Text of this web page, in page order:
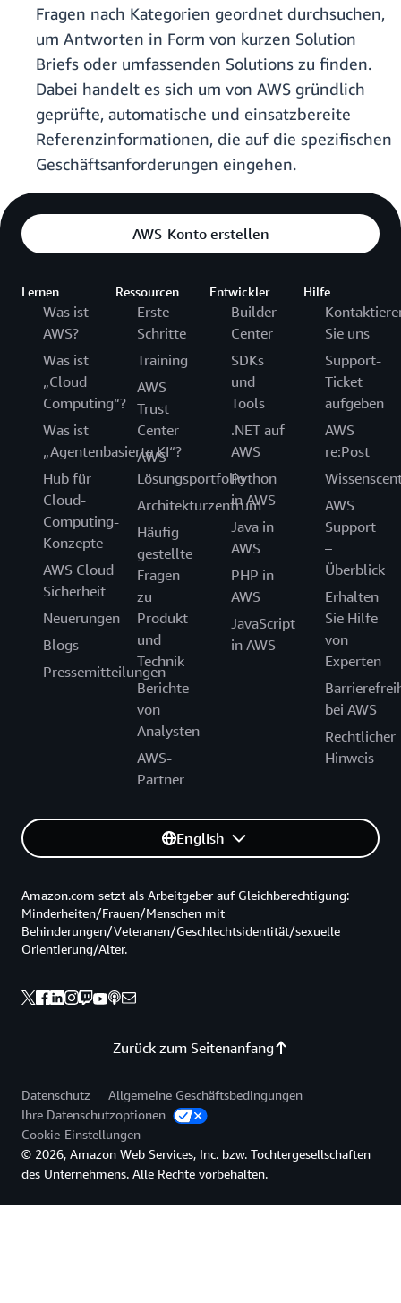
Fragen nach Kategorien geordnet durchsuchen,
um Antworten in Form von kurzen Solution
Briefs oder umfassenden Solutions zu finden.
Dabei handelt es sich um von AWS gründlich
geprüfte, automatische und einsatzbereite
Referenzinformationen, die auf die spezifischen
Geschäftsanforderungen eingehen.
AWS-Konto erstellen
Lernen
Was ist
AWS?
Was ist
„Cloud
Computing“?
Was ist
„Agentenbasierte KI“?
Hub für
Cloud-
Computing-
Konzepte
AWS Cloud
Sicherheit
Neuerungen
Blogs
Pressemitteilungen
Ressourcen
Erste
Schritte
Training
AWS
Trust
Center
AWS-
Lösungsportfolio
Architekturzentrum
Häufig
gestellte
Fragen
zu
Produkt
und
Technik
Berichte
von
Analysten
AWS-
Partner
Entwickler
Builder
Center
SDKs
und
Tools
.NET auf
AWS
Python
in AWS
Java in
AWS
PHP in
AWS
JavaScript
in AWS
Hilfe
Sie uns
Support-
Ticket
aufgeben
AWS
re:Post
AWS
Support
–
Überblick
Erhalten
Sie Hilfe
von
Experten
bei AWS
Rechtlicher
Hinweis
English
Zurück zum Seitenanfang
Amazon.com setzt als Arbeitgeber auf Gleichberechtigung:
Minderheiten/Frauen/Menschen mit
Behinderungen/Veteranen/Geschlechtsidentität/sexuelle
Orientierung/Alter.
Datenschutz
Allgemeine Geschäftsbedingungen
Ihre Datenschutzoptionen
Cookie-Einstellungen
© 2026, Amazon Web Services, Inc. bzw. Tochtergesellschaften
des Unternehmens. Alle Rechte vorbehalten.